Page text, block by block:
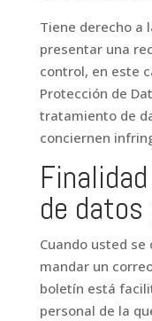
Tiene derecho a
presentar una
control, en este
Protección de
tratamiento de
conciernen
de datos
Cuando usted
mandar un
boletín está
personal de la